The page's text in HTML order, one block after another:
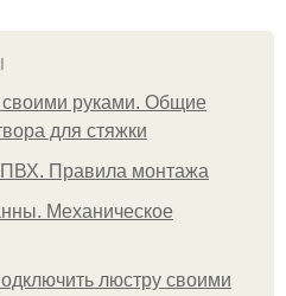
своими руками. Общие
для стяжки
Правила монтажа
Механическое
люстру своими